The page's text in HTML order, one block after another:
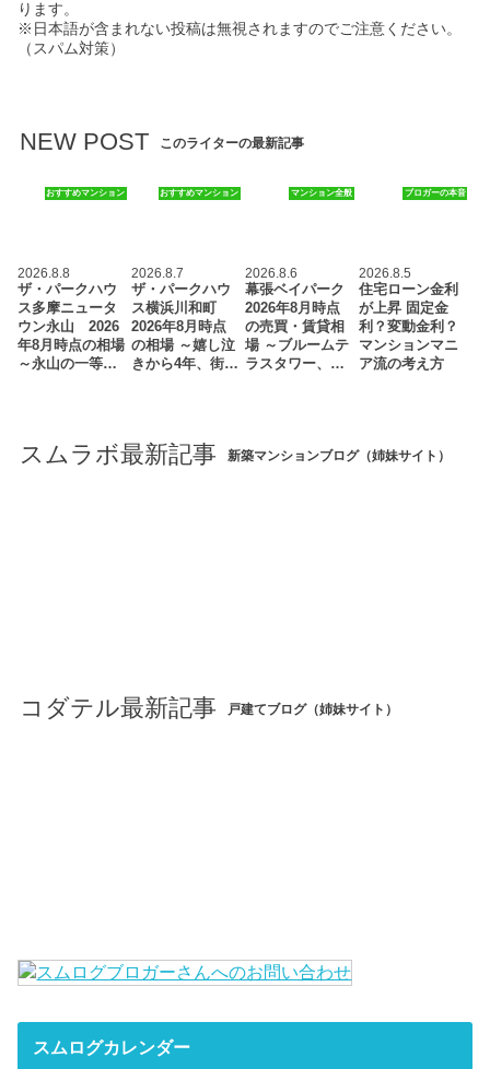
ります。
※日本語が含まれない投稿は無視されますのでご注意ください。
（スパム対策）
NEW POST このライターの最新記事
おすすめマンション
2026.8.8
ザ・パークハウ
ス多摩ニュータ
ウン永山 2026
年8月時点の相場
～永山の一等…
おすすめマンション
2026.8.7
ザ・パークハウ
ス横浜川和町
2026年8月時点
の相場 ～嬉し泣
きから4年、街…
マンション全般
2026.8.6
幕張ベイパーク
2026年8月時点
の売買・賃貸相
場 ～ブルームテ
ラスタワー、…
ブロガーの本音
2026.8.5
住宅ローン金利
が上昇 固定金
利？変動金利？
マンションマニ
ア流の考え方
スムラボ最新記事 新築マンションブログ（姉妹サイト）
コダテル最新記事 戸建てブログ（姉妹サイト）
スムログカレンダー